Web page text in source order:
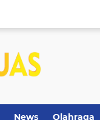
News Olahraga